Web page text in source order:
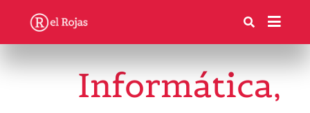
Informática,